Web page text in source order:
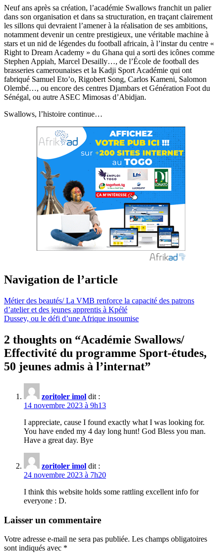
Neuf ans après sa création, l’académie Swallows franchit un palier
dans son organisation et dans sa structuration, en traçant clairement
les sillons qui devraient l’amener à la réalisation de ses ambitions,
notamment devenir un centre prestigieux, une véritable machine à
stars et un nid de légendes du football africain, à l’instar du centre «
Right to Dream Academy » du Ghana qui a sorti des icônes comme
Stephen Appiah, Marcel Desailly…, de l’École de football des
brasseries camerounaises et la Kadji Sport Académie qui ont
fabriqué Samuel Eto’o, Rigobert Song, Carlos Kameni, Salomon
Olembé…, ou encore des centres Djambars et Génération Foot du
Sénégal, ou autre ASEC Mimosas d’Abidjan.
Swallows, l’histoire continue…
Navigation de l’article
Métier des beautés/ La VMB renforce la capacité des patrons
d’atelier et des jeunes apprentis à Kpélé
Dussey, ou le défi d’une Afrique insoumise
2 thoughts on “Académie Swallows/
Effectivité du programme Sport-études,
50 jeunes admis à l’internat”
zoritoler imol dit :
14 novembre 2023 à 9h13
I appreciate, cause I found exactly what I was looking for.
You have ended my 4 day long hunt! God Bless you man.
Have a great day. Bye
zoritoler imol dit :
24 novembre 2023 à 7h20
I think this website holds some rattling excellent info for
everyone : D.
Laisser un commentaire
Votre adresse e-mail ne sera pas publiée. Les champs obligatoires
sont indiqués avec *